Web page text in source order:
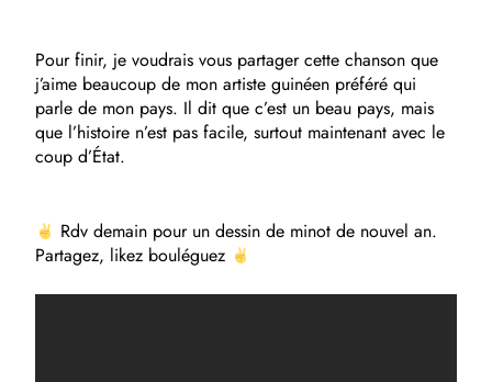
Pour finir, je voudrais vous partager cette chanson que
j’aime beaucoup de mon artiste guinéen préféré qui
parle de mon pays. Il dit que c’est un beau pays, mais
que l’histoire n’est pas facile, surtout maintenant avec le
coup d’État.
Rdv demain pour un dessin de minot de nouvel an.
Partagez, likez bouléguez